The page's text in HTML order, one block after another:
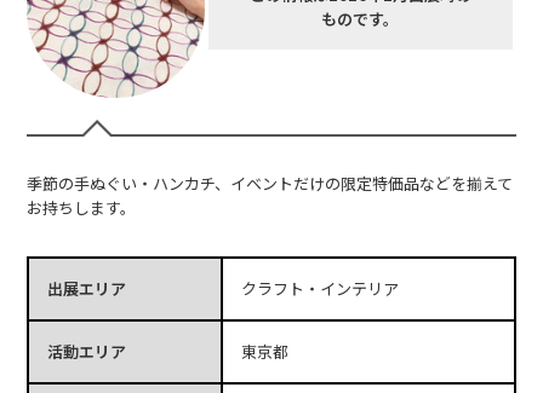
ものです。
季節の手ぬぐい・ハンカチ、イベントだけの限定特価品などを揃えて
お持ちします。
出展エリア クラフト・インテリア
活動エリア 東京都